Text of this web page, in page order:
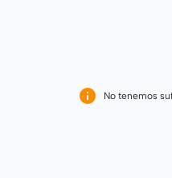
No tenemos